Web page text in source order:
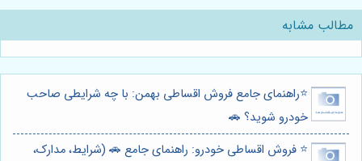
مطالب مشابه
⭐️راهنمای جامع فروش اقساطی بهمن: با چه شرایطی صاحب
خودرو شوید؟ 🚗
⭐️ فروش اقساطی خودرو: راهنمای جامع 🚗 (شرایط، مدارک،